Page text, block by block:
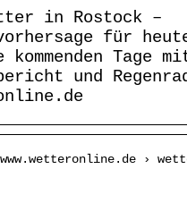
in Rostock –
für
kommenden Tage
und
›